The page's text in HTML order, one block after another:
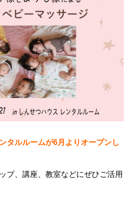
タルルームが6月よりオープンし
プ、講座、教室などにぜひご活用